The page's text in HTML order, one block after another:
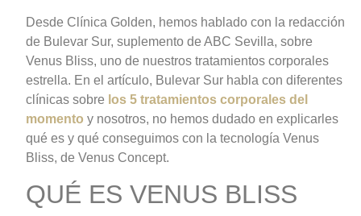
Desde Clínica Golden, hemos hablado con la redacción
de Bulevar Sur, suplemento de ABC Sevilla, sobre
Venus Bliss, uno de nuestros tratamientos corporales
estrella. En el artículo, Bulevar Sur habla con diferentes
clínicas sobre los 5 tratamientos corporales del
momento y nosotros, no hemos dudado en explicarles
qué es y qué conseguimos con la tecnología Venus
Bliss, de Venus Concept.
QUÉ ES VENUS BLISS